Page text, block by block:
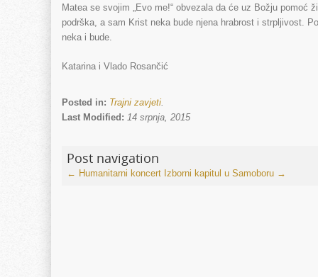
Matea se svojim „Evo me!“ obvezala da će uz Božju
podrška, a sam Krist neka bude njena hrabrost i strpljivost.
neka i bude.
Katarina i Vlado Rosančić
Posted in: Trajni zavjeti.
Last Modified: 14 srpnja, 2015
Post navigation
← Humanitarni koncert Izborni kapitul u Samoboru →